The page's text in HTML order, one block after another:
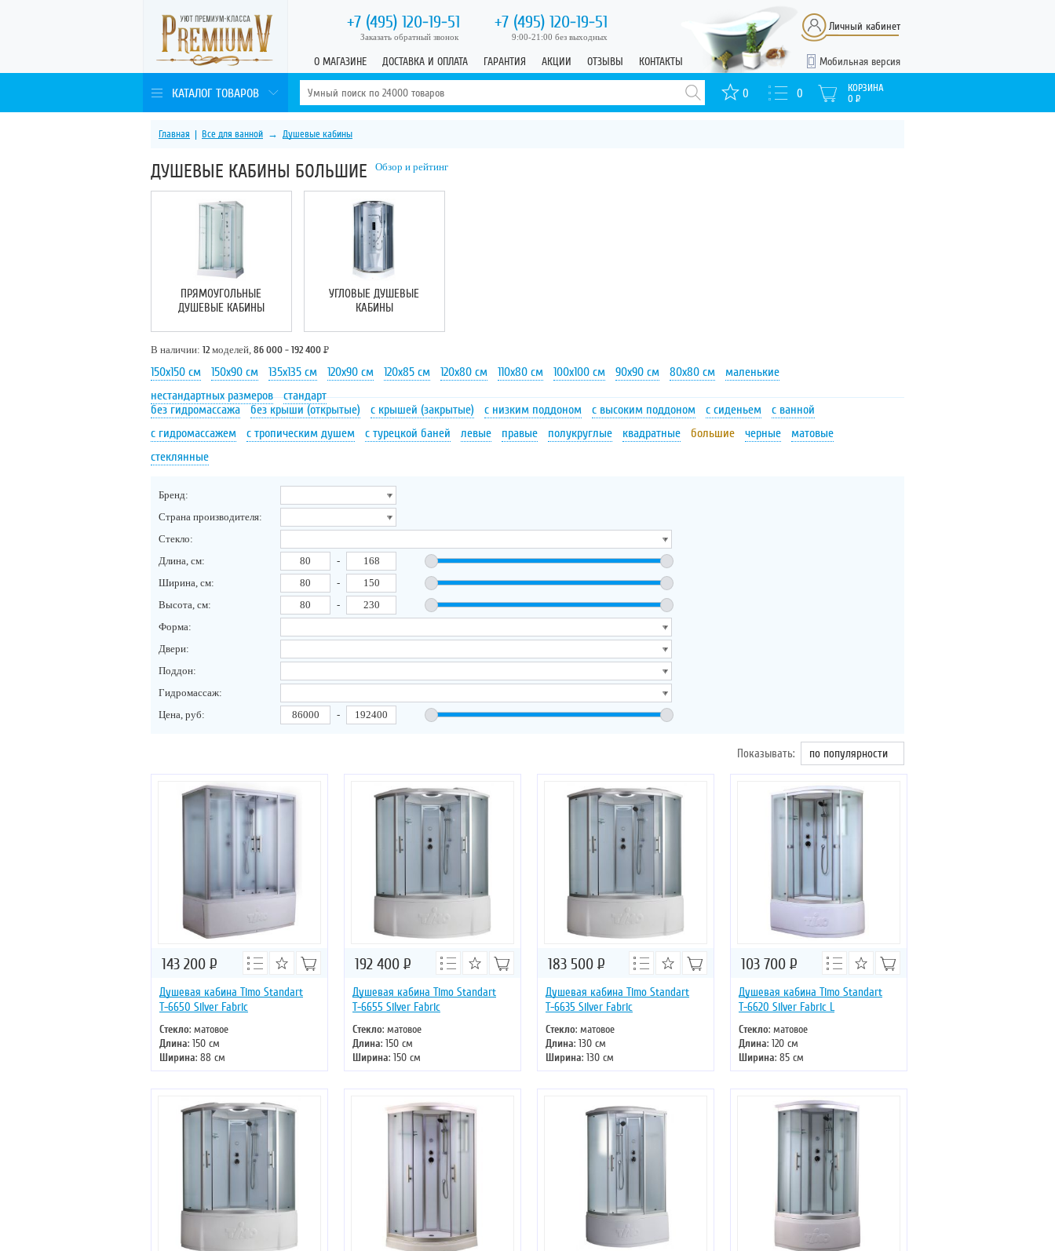
+7 (495) 120-19-51 +7 (495) 120-19-51
Заказать обратный звонок 9:00-21:00 без выходных
О МАГАЗИНЕ ДОСТАВКА И ОПЛАТА ГАРАНТИЯ АКЦИИ ОТЗЫВЫ КОНТАКТЫ Мобильная версия
Личный кабинет
КАТАЛОГ ТОВАРОВ 0 0
КОРЗИНА
0 Р
Главная | Все для ванной → Душевые кабины
ДУШЕВЫЕ КАБИНЫ БОЛЬШИЕ Обзор и рейтинг
ПРЯМОУГОЛЬНЫЕ
ДУШЕВЫЕ КАБИНЫ
УГЛОВЫЕ ДУШЕВЫЕ
КАБИНЫ
В наличии: 12 моделей, 86 000 - 192 400 Р
150х150 см 150х90 см 135х135 см 120х90 см 120х85 см 120х80 см 110х80 см 100х100 см 90х90 см 80х80 см
маленькие
нестандартных размеров
стандарт
без гидромассажа
без крыши (открытые) с крышей (закрытые) с низким поддоном с высоким поддоном с сиденьем
с ванной
с гидромассажем
с тропическим душем с турецкой баней левые правые полукруглые квадратные большие черные
матовые
стеклянные
Бренд:
Страна производителя:
Стекло:
Длина, см:
-
Ширина, см:
-
Высота, см:
-
Форма:
Двери:
Поддон:
Гидромассаж:
Цена, руб:
-
Показывать: по популярности
Душевая кабина Timo Standart
Т-6650 Silver Fabric
Стекло: матовое
Длина: 150 см
Ширина: 88 см
Высота: 220 см
Форма: прямоугольная
: раздвижные
143 200 Р
Душевая кабина Timo Standart
Т-6655 Silver Fabric
Стекло: матовое
Длина: 150 см
Ширина: 150 см
Высота: 220 см
Форма: четверть круга
: раздвижные
192 400 Р
Душевая кабина Timo Standart
Т-6635 Silver Fabric
Стекло: матовое
Длина: 130 см
Ширина: 130 см
Высота: 220 см
Форма: четверть круга
183 500 Р
Душевая кабина Timo Standart
Т-6620 Silver Fabric L
Стекло: матовое
Длина: 120 см
Ширина: 85 см
Высота: 220 см
Форма: асимметричная
: раздвижные
103 700 Р